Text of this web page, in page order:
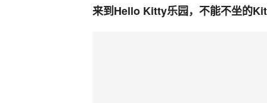
来到Hello Kitty乐园，不能不坐的